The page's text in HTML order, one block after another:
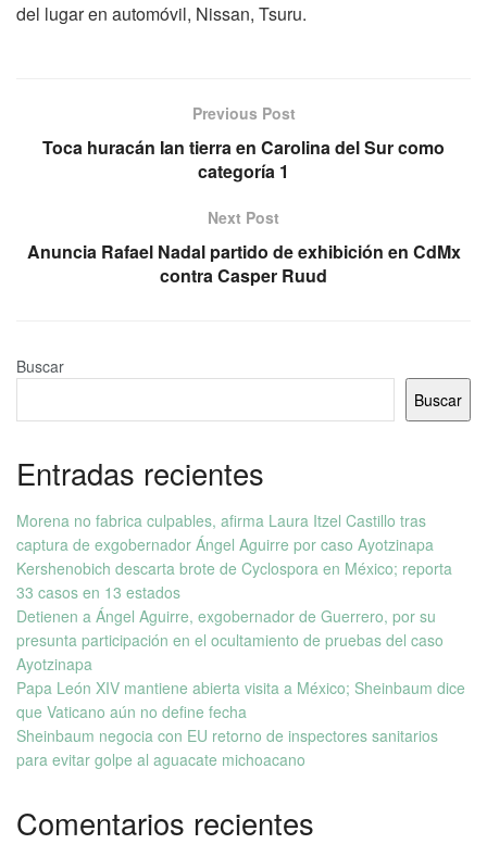
del lugar en automóvil, Nissan, Tsuru.
Previous Post
Toca huracán Ian tierra en Carolina del Sur como
categoría 1
Next Post
Anuncia Rafael Nadal partido de exhibición en CdMx
contra Casper Ruud
Buscar
Buscar
Entradas recientes
Morena no fabrica culpables, afirma Laura Itzel Castillo tras
captura de exgobernador Ángel Aguirre por caso Ayotzinapa
Kershenobich descarta brote de Cyclospora en México; reporta
33 casos en 13 estados
Detienen a Ángel Aguirre, exgobernador de Guerrero, por su
presunta participación en el ocultamiento de pruebas del caso
Ayotzinapa
Papa León XIV mantiene abierta visita a México; Sheinbaum dice
que Vaticano aún no define fecha
Sheinbaum negocia con EU retorno de inspectores sanitarios
para evitar golpe al aguacate michoacano
Comentarios recientes